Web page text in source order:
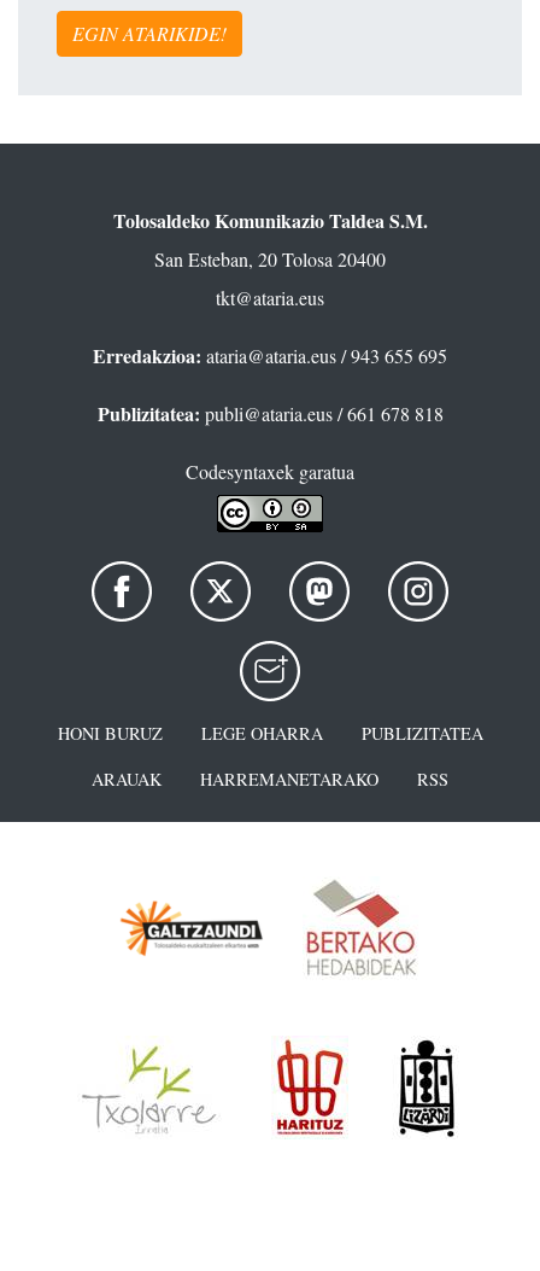
EGIN ATARIKIDE!
Tolosaldeko Komunikazio Taldea S.M.
San Esteban, 20 Tolosa 20400
tkt@ataria.eus
Erredakzioa: ataria@ataria.eus/ 943 655 695
Publizitatea: publi@ataria.eus/ 661 678 818
Codesyntaxek garatua
HONI BURUZ LEGE OHARRA
PUBLIZITATEA
ARAUAK
HARREMANETARAKO RSS